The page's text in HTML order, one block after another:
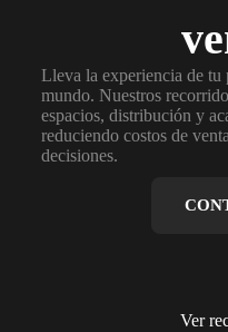
Lleva la experiencia de tu
mundo. Nuestros
espacios, distribución y
reduciendo costos de
decisiones.
Ver